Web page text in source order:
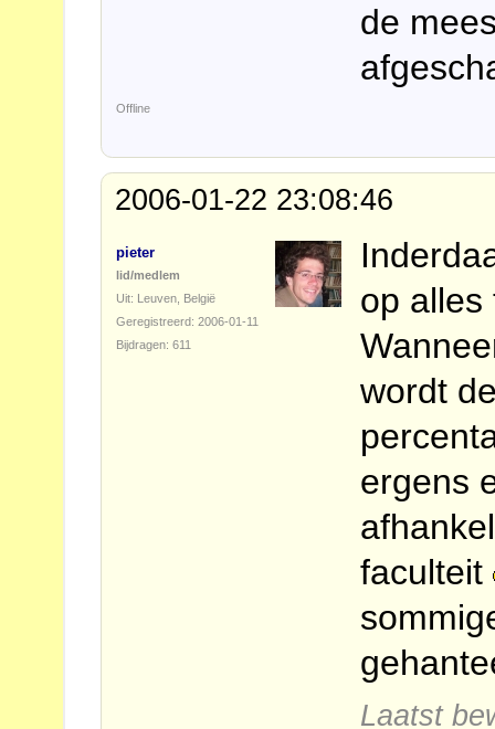
de
Offline
2006-01-22 23:08:46
pieter
lid/medlem
Uit: Leuven, België
Geregistreerd: 2006-01-11
Bijdragen: 611
op
wordt
ergens
faculteit
Laatst